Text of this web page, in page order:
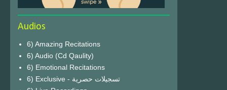
Audios
6) Amazing Recitations
6) Audio (Cd Qaulity)
6) Emotional Recitations
6) Exclusive - تسجيلات حصرية